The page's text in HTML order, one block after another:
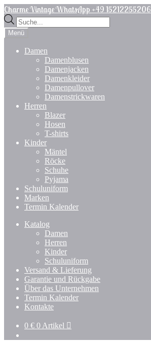
Zur
Navigation
springen
Zum
Inhalt
springen
Charme Vintage WhatsApp +49 15212255206
Products
search
Menü
Damen
Damenblusen
Damenjacken
Damenkleider
Damenpullover
Damenstrickwaren
Herren
Blazer
Hosen
T-shirts
Kinder
Mäntel
Röcke
Schuhe
Pyjama
Schuluniform
Marken
Termin Kalender
Katalog
Damen
Herren
Kinder
Schuluniform
Versand & Lieferung
Garantie und Rückgabe
Über das Unternehmen
Termin Kalender
Kontakte
0 € 0 Artikel